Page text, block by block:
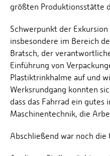
größten Produktionsstätte
Schwerpunkt der
insbesondere im Bereich
Bratsch, der
Einführung von
Plastiktrinkhalme auf und
Werksrundgang konnten
dass das Fahrrad ein
Maschinentechnik, die
Abschließend war noch die